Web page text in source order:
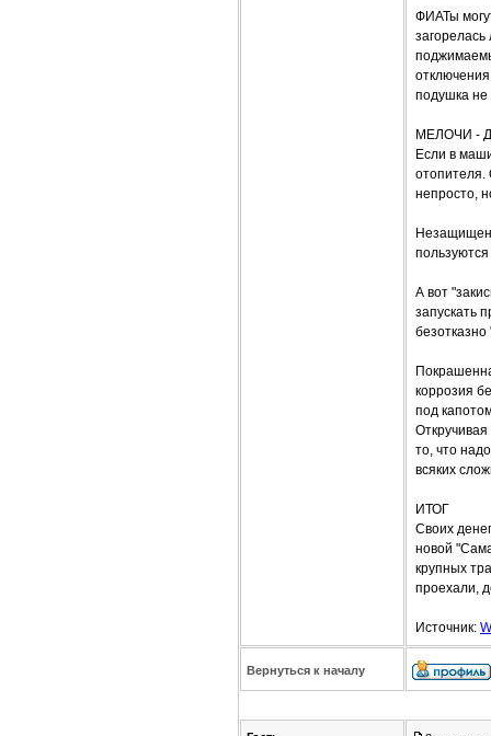
ФИАТы
загорелась
подушка не
МЕЛОЧИ -
Если в
отопителя.
непросто,
А вот
запускать
безотказно
коррозия
под
то, что
всяких
ИТОГ
Своих
новой
крупных
проехали,
Источник:
Вернуться к началу